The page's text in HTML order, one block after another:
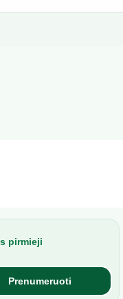
pirmieji
Prenumeruoti